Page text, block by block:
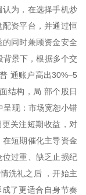
为，在选择手机炒
资平台，并通过恒
同时兼顾资金安全
景下，根据多个交
通账户高出30%–5
结构，局 部个股日
呈现：市场宽恕小错
关注短期收益，对
短期催化主导资金
过重、缺乏止损纪
洗礼之后 ，开始主
了更适合自身节奏